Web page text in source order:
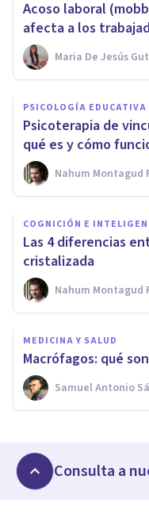
Acoso laboral
afecta a los
Maria De Jesús
PSICOLOGÍA EDUCATIVA
Psicoterapia de
qué es y cómo
Nahum Montagud
COGNICIÓN E
Las 4 diferencias
cristalizada
Nahum Montagud
MEDICINA Y SALUD
Macrófagos: qué
Samuel Antonio
Consulta a